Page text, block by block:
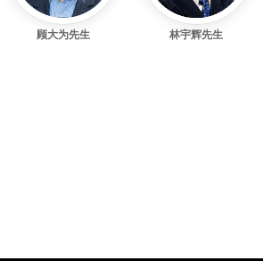
顾大为先生 林宇辉先生